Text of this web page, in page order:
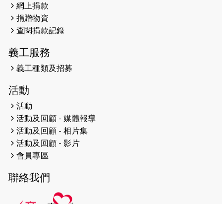
2026-04-25
2026-04-24
2026-04-23
2026-04-19
2026-04-16
猛龍長跑隊恆常練習 - 4月16日
（19:00開始）
2026-04-12
2026-04-11
網上捐款
捐贈物資
查閱捐款記錄
義工服務
義工種類及招募
活動
活動
活動及回顧 - 媒體報導
活動及回顧 - 相片集
活動及回顧 - 影片
會員專區
聯絡我們